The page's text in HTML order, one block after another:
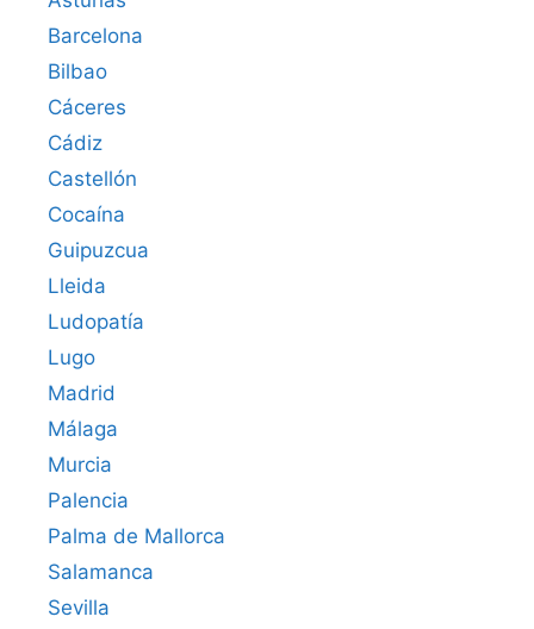
Barcelona
Bilbao
Cáceres‎
Cádiz
Castellón
Cocaína
Guipuzcua
Lleida
Ludopatía
Lugo
Madrid
Málaga
Murcia
Palencia
Palma de Mallorca
Salamanca
Sevilla